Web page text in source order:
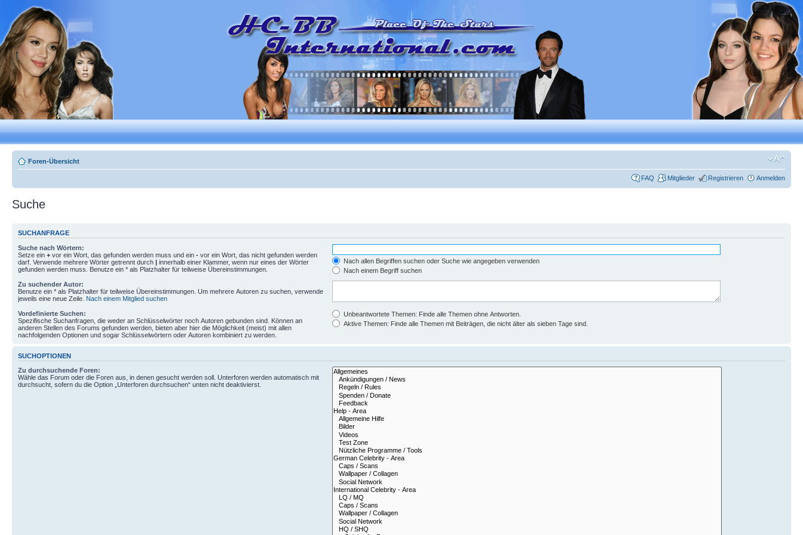
Foren-Übersicht
FAQ Mitglieder Registrieren Anmelden
Suche
SUCHANFRAGE
Suche nach Wörtern:
Setze ein + vor ein Wort, das gefunden werden muss und ein - vor ein Wort, das nicht gefunden werden
darf. Verwende mehrere Wörter getrennt durch | innerhalb einer Klammer, wenn nur eines der Wörter
gefunden werden muss. Benutze ein * als Platzhalter für teilweise Übereinstimmungen.
Nach allen Begriffen suchen oder Suche wie angegeben verwenden
Nach einem Begriff suchen
Zu suchender Autor:
Benutze ein * als Platzhalter für teilweise Übereinstimmungen. Um mehrere Autoren zu suchen, verwende
jeweils eine neue Zeile. Nach einem Mitglied suchen
Vordefinierte Suchen:
Spezifische Suchanfragen, die weder an Schlüsselwörter noch Autoren gebunden sind. Können an
anderen Stellen des Forums gefunden werden, bieten aber hier die Möglichkeit (meist) mit allen
nachfolgenden Optionen und sogar Schlüsselwörtern oder Autoren kombiniert zu werden.
Unbeantwortete Themen: Finde alle Themen ohne Antworten.
Aktive Themen: Finde alle Themen mit Beiträgen, die nicht älter als sieben Tage sind.
SUCHOPTIONEN
Zu durchsuchende Foren:
Wähle das Forum oder die Foren aus, in denen gesucht werden soll. Unterforen werden automatisch mit
durchsucht, sofern du die Option „Unterforen durchsuchen“ unten nicht deaktivierst.